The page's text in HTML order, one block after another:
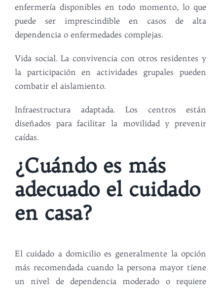
enfermería disponibles en todo momento, lo que
puede ser imprescindible en casos de alta
dependencia o enfermedades complejas.
Vida social. La convivencia con otros residentes y
la participación en actividades grupales pueden
combatir el aislamiento.
Infraestructura adaptada. Los centros están
diseñados para facilitar la movilidad y prevenir
caídas.
¿Cuándo es más
adecuado el cuidado
en casa?
El cuidado a domicilio es generalmente la opción
más recomendada cuando la persona mayor tiene
un nivel de dependencia moderado o requiere